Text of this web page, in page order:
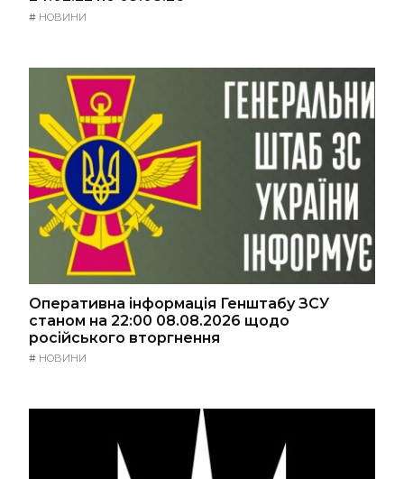
# НОВИНИ
Оперативна інформація Генштабу ЗСУ
станом на 22:00 08.08.2026 щодо
російського вторгнення
# НОВИНИ